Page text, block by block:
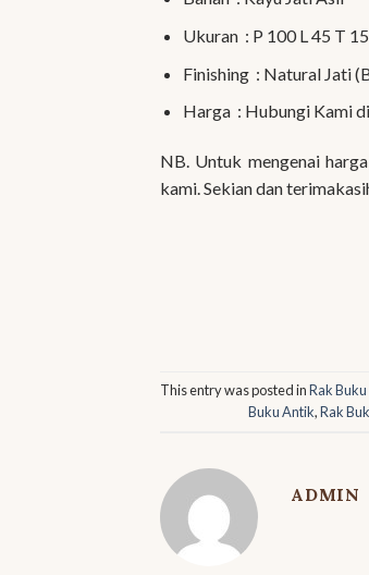
Ukuran : P 100 L 45 T
Finishing : Natural Jati
Harga : Hubungi Kami
NB. Untuk mengenai
kami. Sekian dan
This entry was posted inRak Buku
Buku Antik,Rak
ADMIN